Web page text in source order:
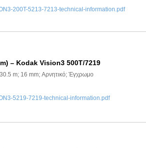
200T-5213-7213-technical-information.pdf
– Kodak Vision3 500T/7219
m; 16 mm; Αρνητικό; Έγχρωμο
5219-7219-technical-information.pdf